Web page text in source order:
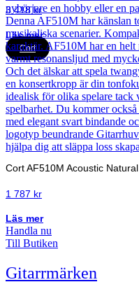
3 418kr
Läs mer
Cort
Cort AF510M Acoustic Natural
1 787 kr
Läs mer
Handla nu
Till Butiken
Gitarrmärken